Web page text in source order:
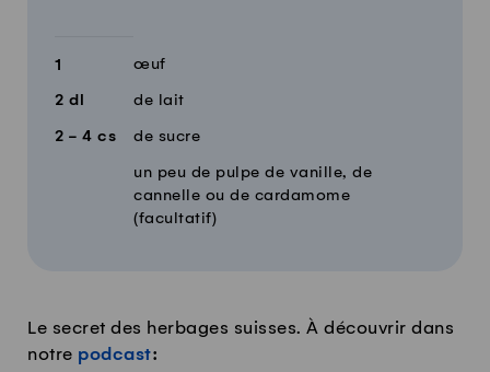
1 œuf
2 dl de lait
2 - 4 cs de sucre
un peu de pulpe de vanille, de
cannelle ou de cardamome
(facultatif)
Le secret des herbages suisses. À découvrir dans
notre podcast: